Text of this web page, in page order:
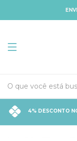
4% DESCONTO